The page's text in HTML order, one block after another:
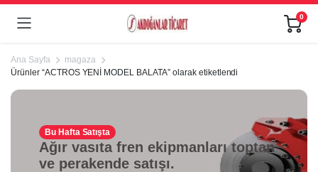
0
Ana Sayfa
magaza
Ürünler “ACTROS YENİ MODEL BALATA” olarak etiketlendi
Bu Hafta Satışta
Ağır vasıta fren ekipmanları toptan
ve perakende satışı.